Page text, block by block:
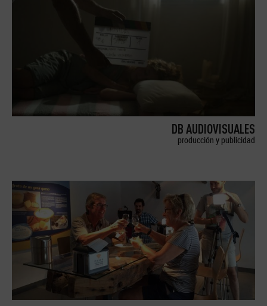
DB AUDIOVISUALES
producción y publicidad